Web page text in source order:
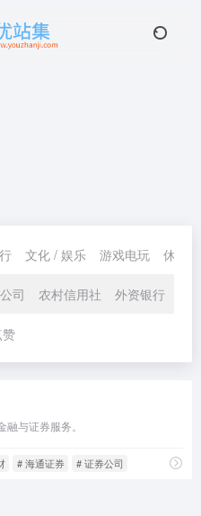
文化 / 娱乐 游戏电玩 休闲 /
司 农村信用社 外资银行
赞
与证券服务。
# 海通证券 # 证券公司